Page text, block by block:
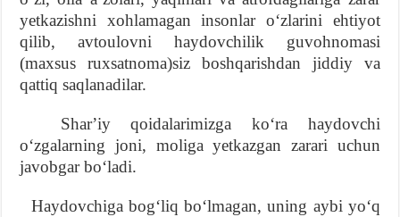
yetkazishni xohlamagan insonlar oʻzlarini ehtiyot
qilib, avtoulovni haydovchilik guvohnomasi
(maxsus ruxsatnoma)siz boshqarishdan jiddiy va
qattiq saqlanadilar.
Sharʼiy qoidalarimizga koʻra haydovchi
oʻzgalarning joni, moliga yetkazgan zarari uchun
javobgar boʻladi.
Haydovchiga bogʻliq boʻlmagan, uning aybi yoʻq